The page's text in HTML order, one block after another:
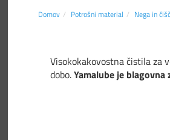
Domov Potrošni material Nega in
Visokokakovostna čistila za
dobo.Yamalube je blagovna